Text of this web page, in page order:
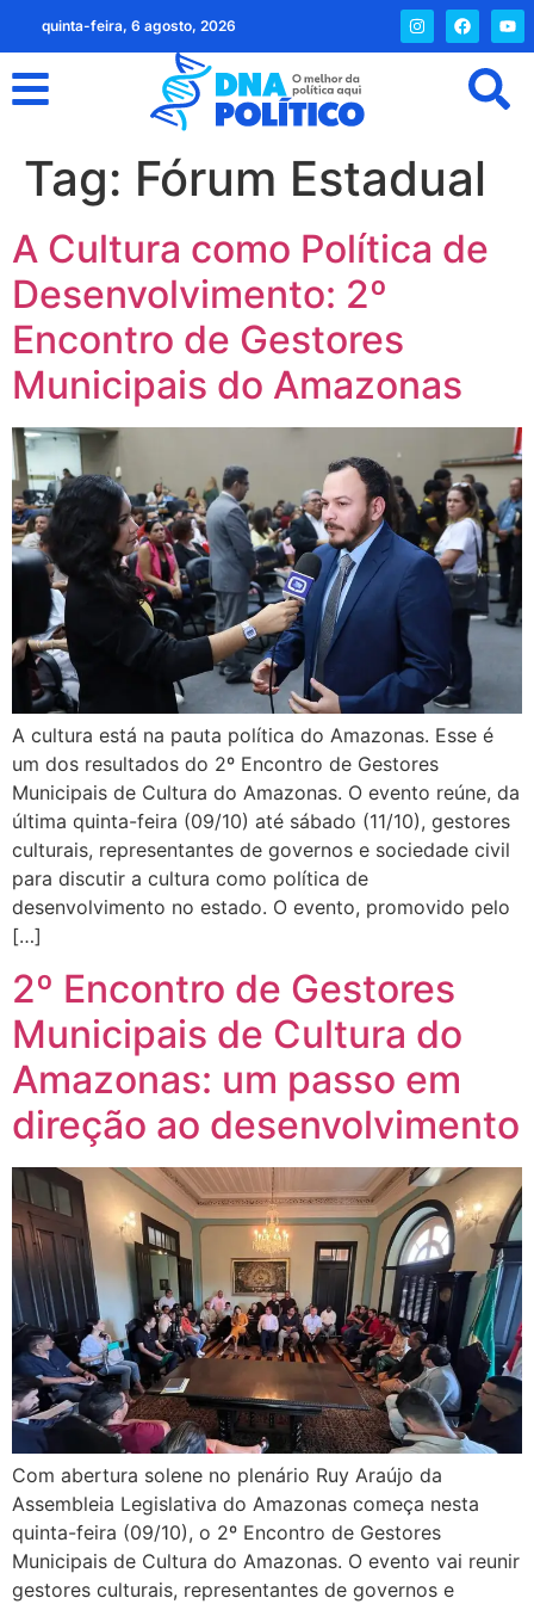
quinta-feira, 6 agosto, 2026
Tag: Fórum Estadual
A Cultura como Política de
Desenvolvimento: 2º
Encontro de Gestores
Municipais do Amazonas
A cultura está na pauta política do Amazonas. Esse é
um dos resultados do 2º Encontro de Gestores
Municipais de Cultura do Amazonas. O evento reúne, da
última quinta-feira (09/10) até sábado (11/10), gestores
culturais, representantes de governos e sociedade civil
para discutir a cultura como política de
desenvolvimento no estado. O evento, promovido pelo
[…]
2º Encontro de Gestores
Municipais de Cultura do
Amazonas: um passo em
direção ao desenvolvimento
Com abertura solene no plenário Ruy Araújo da
Assembleia Legislativa do Amazonas começa nesta
quinta-feira (09/10), o 2º Encontro de Gestores
Municipais de Cultura do Amazonas. O evento vai reunir
gestores culturais, representantes de governos e